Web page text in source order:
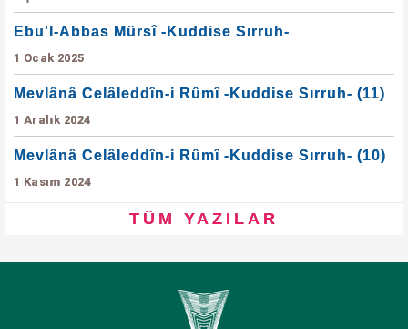
Ebu'l-Abbas Mürsî -Kuddise Sırruh-
1 Ocak 2025
Mevlânâ Celâleddîn-i Rûmî -Kuddise Sırruh- (11)
1 Aralık 2024
Mevlânâ Celâleddîn-i Rûmî -Kuddise Sırruh- (10)
1 Kasım 2024
TÜM YAZILAR